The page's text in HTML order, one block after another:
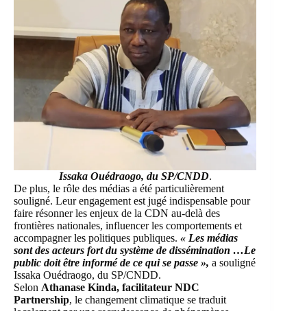
Issaka Ouédraogo, duSP/CNDD.
De plus, le rôle des médias a été particulièrement
souligné. Leur engagement est jugé indispensable pour
faire résonner les enjeux de la CDN au‑delà des
frontières nationales, influencer les comportements et
accompagner les politiques publiques. « Les médias
sont des acteurs fort du système de dissémination …Le
public doit être informé de ce qui se passe », a souligné
Issaka Ouédraogo, du SP/CNDD.
Selon Athanase Kinda, facilitateur NDC
Partnership, le changement climatique se traduit